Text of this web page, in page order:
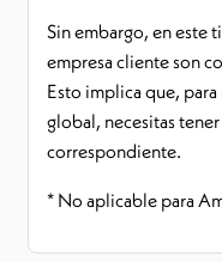
Sin embargo, en este
empresa cliente son
Esto implica que,
global, necesitas
correspondiente.
* No aplicable para